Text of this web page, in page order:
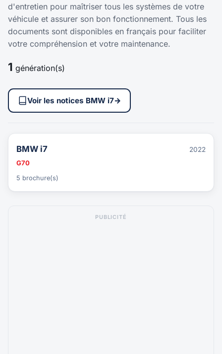
d'entretien pour maîtriser tous les systèmes de votre
véhicule et assurer son bon fonctionnement. Tous les
documents sont disponibles en français pour faciliter
votre compréhension et votre maintenance.
1 génération(s)
Voir les notices BMW i7→
BMW i7
2022
G70
5 brochure(s)
PUBLICITÉ